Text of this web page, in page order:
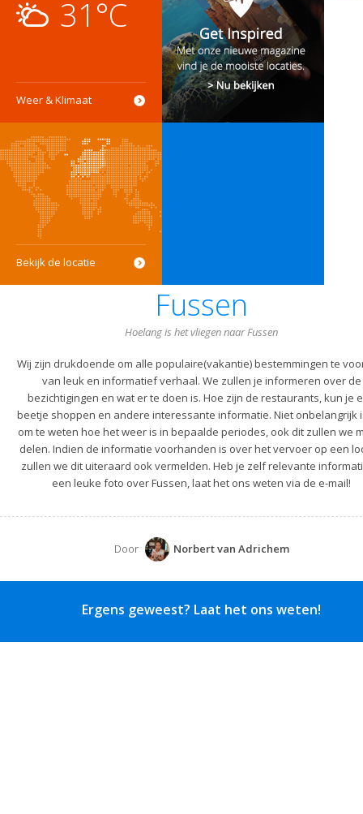
31°C
Weer & Klimaat
Bekijk de locatie
Fussen
Hoelang is het vliegen naar Fussen
Wij zijn drukdoende om alle populaire(vakantie) bestemmingen te
van leuk en informatief verhaal. We zullen je informeren over de
bezichtigingen en wat er te doen is. Hoe zijn de restaurants, kun je
beetje shoppen en andere interessante informatie. Niet onbelangrijk
om te weten hoe het weer is in bepaalde periodes, ook dit zullen we
delen. Indien de informatie voorhanden is over het vervoer op een
zullen we dit uiteraard ook vermelden. Heb je zelf relevante
een leuke foto over Fussen, laat het ons weten via de e-mail!
Door Norbert van Adrichem
Ergens geweest? Laat het ons weten!